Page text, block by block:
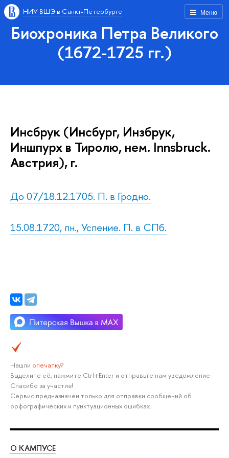
Меню
НИУ ВШЭ в Санкт-Петербурге
Биохроника Петра Великого
(1672-1725 гг.)
Инсбрук (Инсбург, Инзбрук,
Иншпурх в Тиролю, нем. Innsbruck.
Австрия), г.
До 07/18.12.1705. П. в Гродно.
15.08.1720, пн., Успение. П. в СПб.
Нашли опечатку?
Выделите её, нажмите Ctrl+Enter и отправьте нам уведомление.
Спасибо за участие!
Сервис предназначен только для отправки сообщений об
орфографических и пунктуационных ошибках.
О КАМПУСЕ